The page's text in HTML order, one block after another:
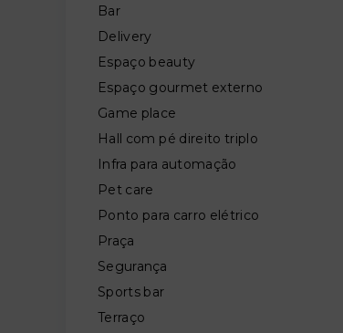
Bar
Delivery
Espaço beauty
Espaço gourmet externo
Game place
Hall com pé direito triplo
Infra para automação
Pet care
Ponto para carro elétrico
Praça
Segurança
Sports bar
Terraço